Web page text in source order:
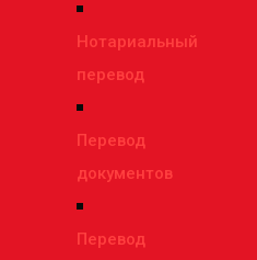
Нотариальный
перевод
Перевод
документов
Перевод